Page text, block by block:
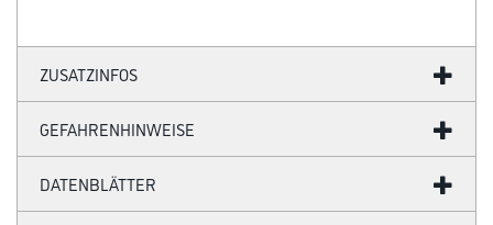
ZUSATZINFOS
GEFAHRENHINWEISE
DATENBLÄTTER